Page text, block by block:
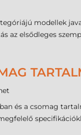
modellek
az elsődleges
és a csomag